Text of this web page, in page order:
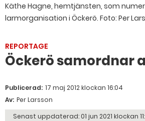
Käthe Hagne, hemtjänsten, som
larmorganisation i Öckerö. Foto: Per
REPORTAGE
Öckerö samordnar
Publicerad: 17 maj 2012 klockan 16:04
Av: Per Larsson
Senast uppdaterad: 01 jun 2021 klockan